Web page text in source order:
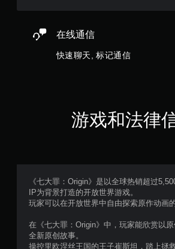
在线通信
快速聊天, 标记通信
游戏和法律
《七大罪：Origin》是以全球热销超过
IP为背景打造的开放世界游戏。
玩家可以在开放世界中自由探索原作动画
在《七大罪：Origin》中，玩家能欣赏以
全新原创故事。
操控里欧涅丝王国的王子崔斯坦，踏上拯